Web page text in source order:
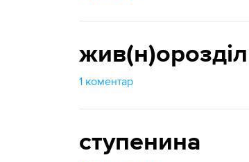
жив(н)орозділ
1 коментар
ступенина